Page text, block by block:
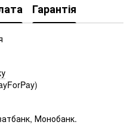
Гарантія
Монобанк.